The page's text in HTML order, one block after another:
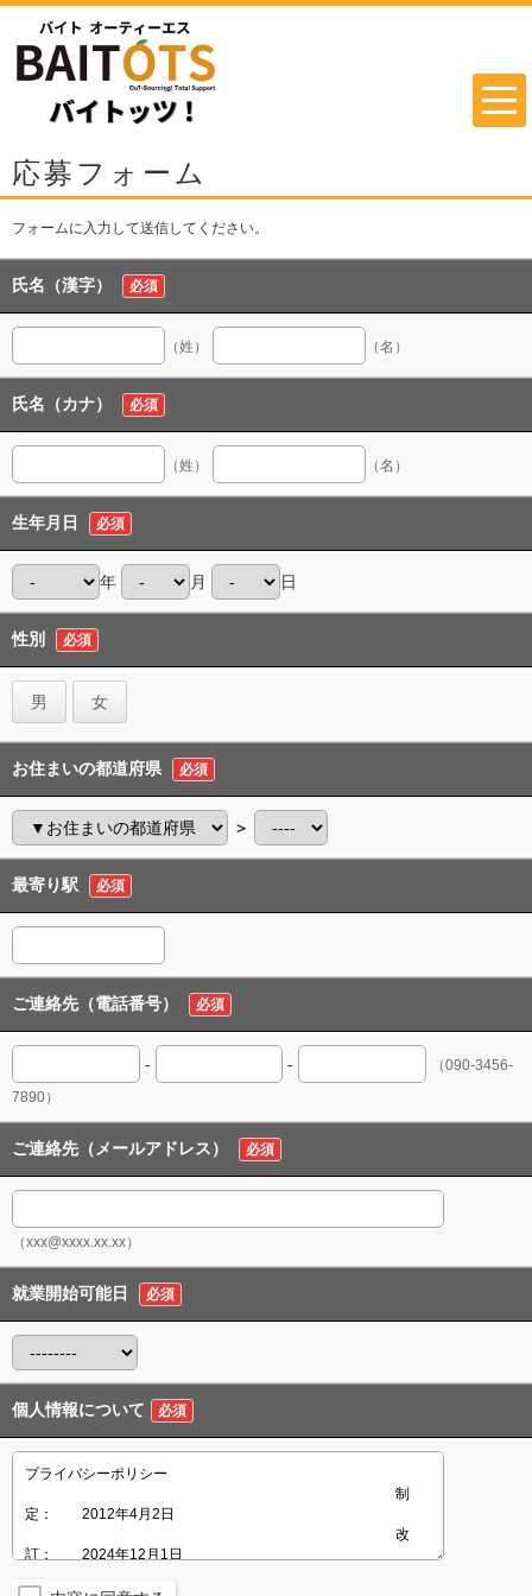
応募フォーム
フォームに入力して送信してください。
氏名（漢字） 必須
（姓） （名）
氏名（カナ） 必須
（姓） （名）
生年月日 必須
年 月 日
性別 必須
男 女
お住まいの都道府県 必須
＞
最寄り駅 必須
ご連絡先（電話番号） 必須
- -
（090-3456-
7890）
ご連絡先（メールアドレス） 必須
（xxx@xxxx.xx.xx）
就業開始可能日 必須
個人情報について 必須